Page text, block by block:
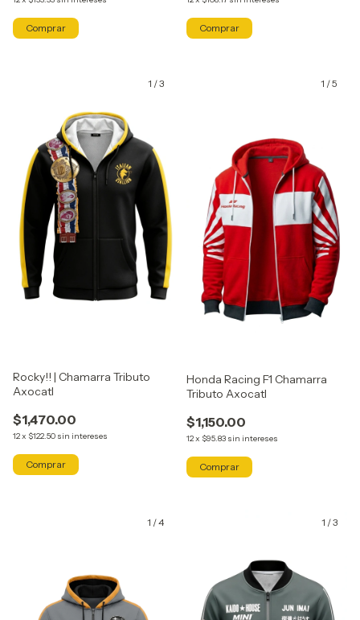
Comprar Comprar
1 /3
Rocky!! | Chamarra Tributo
Axocatl
$1,470.00
12x $122.50 sin intereses
Comprar
1 /5
Honda Racing F1 Chamarra
Tributo Axocatl
$1,150.00
12x $95.83 sin intereses
Comprar
1 /4 1 /3